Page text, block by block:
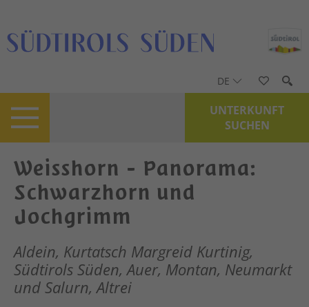
DE
UNTERKUNFT
SUCHEN
Weisshorn - Panorama:
Schwarzhorn und
Jochgrimm
Aldein, Kurtatsch Margreid Kurtinig,
Südtirols Süden, Auer, Montan, Neumarkt
und Salurn, Altrei